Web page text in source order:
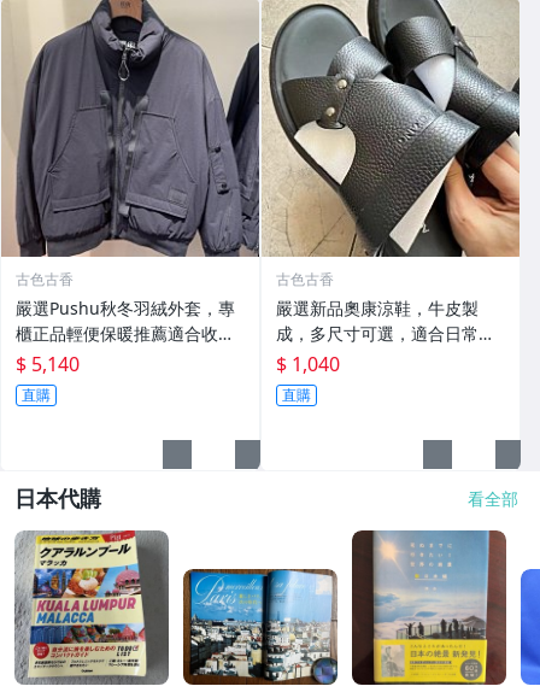
古色古香
嚴選Pushu秋冬羽絨外套，專
櫃正品輕便保暖推薦適合收藏
秋冬羽絨 外套 保暖
$ 5,140
直購
古色古香
嚴選新品奧康涼鞋，牛皮製
成，多尺寸可選，適合日常搭
配收藏 涼鞋 牛皮 奧康
$ 1,040
直購
日本代購 看全部